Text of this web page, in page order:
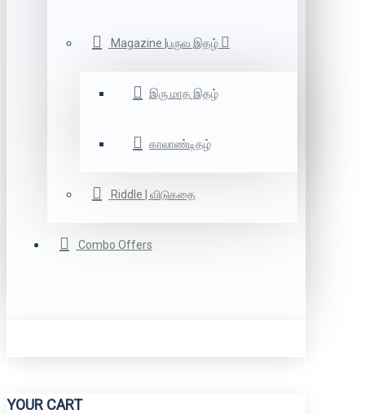
Magazine |பருவ இதழ்
இரு மாத இதழ்
காலாண்டிதழ்
Riddle | விடுகதை
Combo Offers
YOUR CART